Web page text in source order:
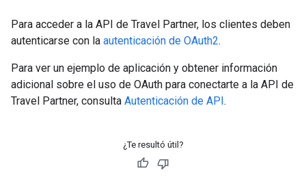
Para acceder a la API de Travel Partner, los clientes deben
autenticarse con la autenticación de OAuth2.
Para ver un ejemplo de aplicación y obtener información
adicional sobre el uso de OAuth para conectarte a la API de
Travel Partner, consulta Autenticación de API.
¿Te resultó útil?